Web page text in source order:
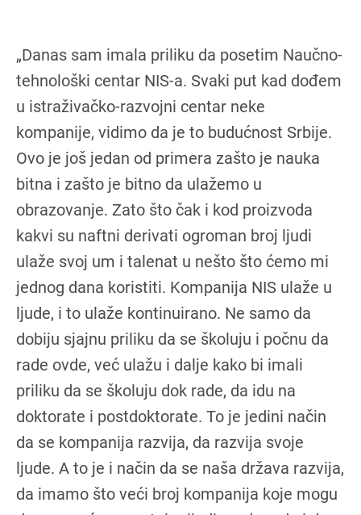
„Danas sam imala priliku da posetim Naučno-
tehnološki centar NIS-a. Svaki put kad dođem
u istraživačko-razvojni centar neke
kompanije, vidimo da je to budućnost Srbije.
Ovo je još jedan od primera zašto je nauka
bitna i zašto je bitno da ulažemo u
obrazovanje. Zato što čak i kod proizvoda
kakvi su naftni derivati ogroman broj ljudi
ulaže svoj um i talenat u nešto što ćemo mi
jednog dana koristiti. Kompanija NIS ulaže u
ljude, i to ulaže kontinuirano. Ne samo da
dobiju sjajnu priliku da se školuju i počnu da
rade ovde, već ulažu i dalje kako bi imali
priliku da se školuju dok rade, da idu na
doktorate i postdoktorate. To je jedini način
da se kompanija razvija, da razvija svoje
ljude. A to je i način da se naša država razvija,
da imamo što veći broj kompanija koje mogu